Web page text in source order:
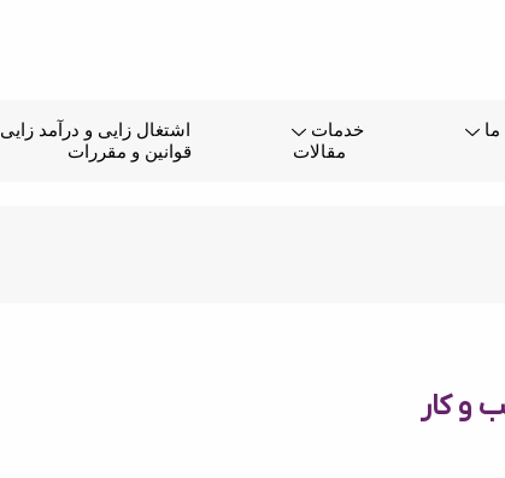
ما خدمات اشتغال زایی و درآمد زایی
مقالات
قوانین و مقررات
و کار